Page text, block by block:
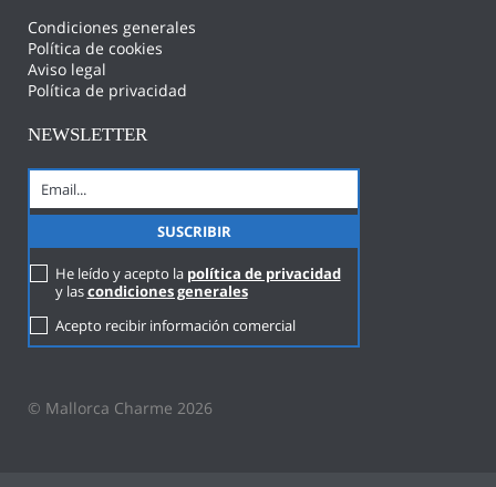
Condiciones generales
Política de cookies
Aviso legal
Política de privacidad
NEWSLETTER
He leído y acepto la política de privacidad
y lascondiciones generales
Acepto recibir información comercial
© Mallorca Charme 2026